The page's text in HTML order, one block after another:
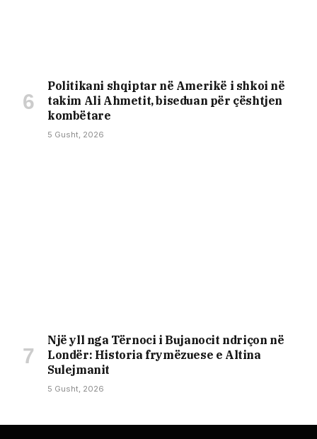
Politikani shqiptar në Amerikë i shkoi në
takim Ali Ahmetit, biseduan për çështjen
kombëtare
5 Gusht, 2026
Një yll nga Tërnoci i Bujanocit ndriçon në
Londër: Historia frymëzuese e Altina
Sulejmanit
5 Gusht, 2026